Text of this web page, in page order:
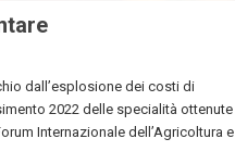
dall’esplosione dei costi di
2022 delle specialità ottenute
Internazionale dell’Agricoltura e